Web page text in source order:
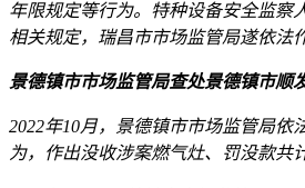
年限规定等行为。特种设备安全监察
相关规定，瑞昌市市场监管局遂依法
景德镇市市场监管局查处景德镇市顺
2022年10月，景德镇市市场监管局
为，作出没收涉案燃气灶、罚没款共